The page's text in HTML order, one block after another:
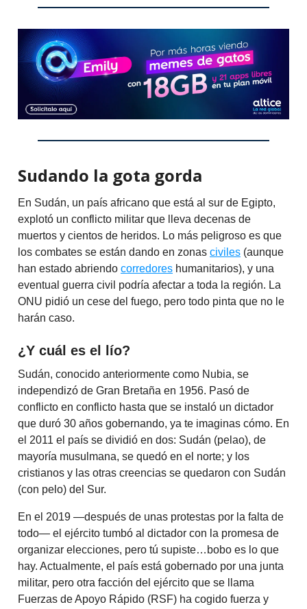
Sudando la gota gorda
En Sudán, un país africano que está al sur de Egipto,
explotó un conflicto militar que lleva decenas de
muertos y cientos de heridos. Lo más peligroso es que
los combates se están dando en zonas civiles (aunque
han estado abriendo corredores humanitarios), y una
eventual guerra civil podría afectar a toda la región. La
ONU pidió un cese del fuego, pero todo pinta que no le
harán caso.
¿Y cuál es el lío?
Sudán, conocido anteriormente como Nubia, se
independizó de Gran Bretaña en 1956. Pasó de
conflicto en conflicto hasta que se instaló un dictador
que duró 30 años gobernando, ya te imaginas cómo. En
el 2011 el país se dividió en dos: Sudán (pelao), de
mayoría musulmana, se quedó en el norte; y los
cristianos y las otras creencias se quedaron con Sudán
(con pelo) del Sur.
En el 2019 —después de unas protestas por la falta de
todo— el ejército tumbó al dictador con la promesa de
organizar elecciones, pero tú supiste…bobo es lo que
hay. Actualmente, el país está gobernado por una junta
militar, pero otra facción del ejército que se llama
Fuerzas de Apoyo Rápido (RSF) ha cogido fuerza y